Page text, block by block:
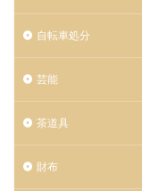
自転車処分
芸能
茶道具
財布